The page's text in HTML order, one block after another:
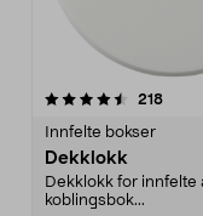
218
Innfelte bokser
Dekklokk
Dekklokk for innfelte
koblingsbok...
4.5 av 5